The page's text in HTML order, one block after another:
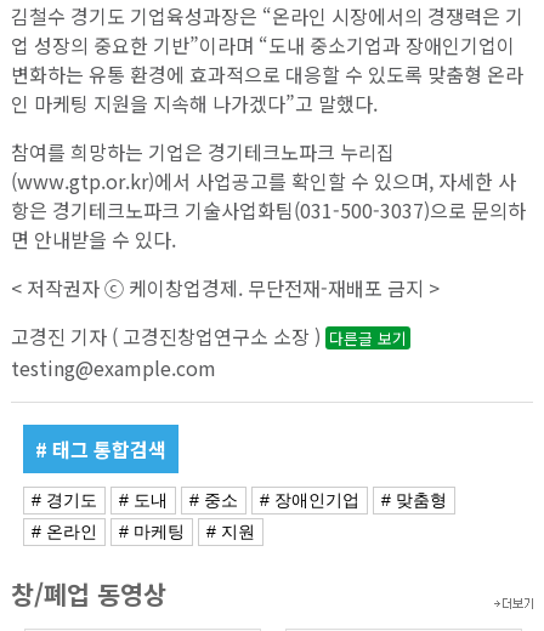
김철수 경기도 기업육성과장은 “온라인 시장에서의 경쟁력은 기
업 성장의 중요한 기반”이라며 “도내 중소기업과 장애인기업이
변화하는 유통 환경에 효과적으로 대응할 수 있도록 맞춤형 온라
인 마케팅 지원을 지속해 나가겠다”고 말했다.
참여를 희망하는 기업은 경기테크노파크 누리집
(www.gtp.or.kr)에서 사업공고를 확인할 수 있으며, 자세한 사
항은 경기테크노파크 기술사업화팀(031-500-3037)으로 문의하
면 안내받을 수 있다.
< 저작권자 ⓒ 케이창업경제. 무단전재-재배포 금지 >
고경진 기자 ( 고경진창업연구소 소장 ) 다른글 보기
testing@example.com
# 태그 통합검색
# 경기도 # 도내 # 중소 # 장애인기업
# 맞춤형
# 온라인
# 마케팅 # 지원
창/폐업 동영상